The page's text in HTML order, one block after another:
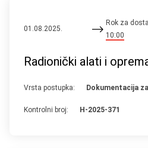
01.08.2025.
Rok za
10:00
Radionički alati i
Vrsta postupka: Dokumentacija
Kontrolni broj: H-2025-371